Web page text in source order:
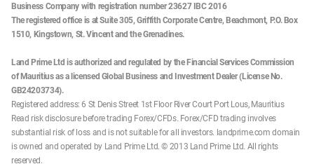
Business Company with registration number 23627 IBC 2016
The registered office is at Suite 305, Griffith Corporate Centre, Beachmont, P.O. Box
1510, Kingstown, St. Vincent and the Grenadines.
Land Prime Ltd is authorized and regulated by the Financial Services Commission
of Mauritius as a licensed Global Business and Investment Dealer (License No.
GB24203734).
Registered address: 6 St Denis Street 1st Floor River Court Port Lous, Mauritius
Read risk disclosure before trading Forex/CFDs. Forex/CFD trading involves
substantial risk of loss and is not suitable for all investors. landprime.com domain
is owned and operated by Land Prime Ltd. © 2013 Land Prime Ltd. All rights
reserved.